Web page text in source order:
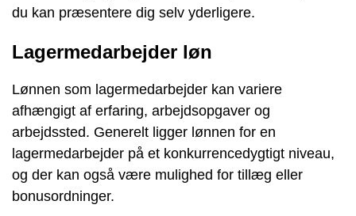
du kan præsentere dig selv yderligere.
Lagermedarbejder løn
Lønnen som lagermedarbejder kan variere
afhængigt af erfaring, arbejdsopgaver og
arbejdssted. Generelt ligger lønnen for en
lagermedarbejder på et konkurrencedygtigt niveau,
og der kan også være mulighed for tillæg eller
bonusordninger.